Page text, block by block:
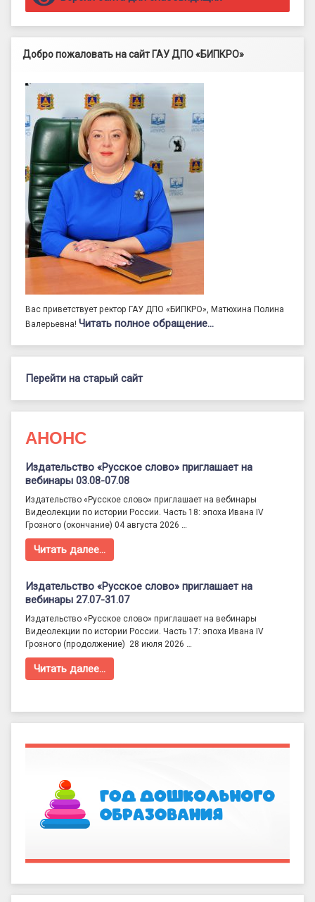
Добро пожаловать на сайт ГАУ ДПО «БИПКРО»
Вас приветствует ректор ГАУ ДПО «БИПКРО», Матюхина Полина
Валерьевна! Читать полное обращение…
Перейти на старый сайт
АНОНС
Издательство «Русское слово» приглашает на
вебинары 03.08-07.08
Издательство «Русское слово» приглашает на вебинары
Видеолекции по истории России. Часть 18: эпоха Ивана IV
Грозного (окончание) 04 августа 2026 …
Читать далее…
Издательство «Русское слово» приглашает на
вебинары 27.07-31.07
Издательство «Русское слово» приглашает на вебинары
Видеолекции по истории России. Часть 17: эпоха Ивана IV
Грозного (продолжение) 28 июля 2026 …
Читать далее…